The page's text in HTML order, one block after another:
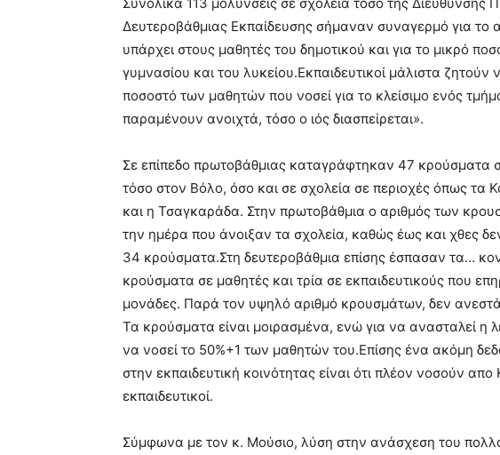
Δευτεροβάθμιας Εκπαίδευσης σήμαναν συναγερμό για το
υπάρχει στους μαθητές του δημοτικού και για το μικρό
γυμνασίου και του λυκείου.Εκπαιδευτικοί μάλιστα
ποσοστό των μαθητών που νοσεί για το κλείσιμο ενός
παραμένουν ανοιχτά, τόσο ο ιός διασπείρεται».
Σε επίπεδο πρωτοβάθμιας καταγράφτηκαν 47 κρούσματα
τόσο στον Βόλο, όσο και σε σχολεία σε περιοχές όπως τα
και η Τσαγκαράδα. Στην πρωτοβάθμια ο αριθμός των
την ημέρα που άνοιξαν τα σχολεία, καθώς έως και χθες
34 κρούσματα.Στη δευτεροβάθμια επίσης έσπασαν τα…
κρούσματα σε μαθητές και τρία σε εκπαιδευτικούς που
μονάδες. Παρά τον υψηλό αριθμό κρουσμάτων, δεν
Τα κρούσματα είναι μοιρασμένα, ενώ για να ανασταλεί η
να νοσεί το 50%+1 των μαθητών του.Επίσης ένα ακόμη
στην εκπαιδευτική κοινότητας είναι ότι πλέον νοσούν
εκπαιδευτικοί.
Σύμφωνα με τον κ. Μούσιο, λύση στην ανάσχεση του